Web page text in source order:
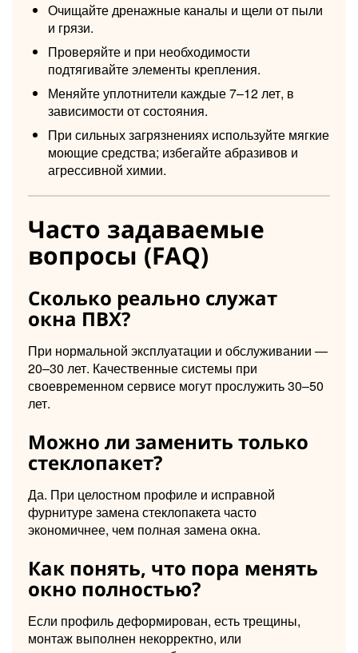
Очищайте дренажные каналы и щели от пыли
и грязи.
Проверяйте и при необходимости
подтягивайте элементы крепления.
Меняйте уплотнители каждые 7–12 лет, в
зависимости от состояния.
При сильных загрязнениях используйте мягкие
моющие средства; избегайте абразивов и
агрессивной химии.
Часто задаваемые
вопросы (FAQ)
Сколько реально служат
окна ПВХ?
При нормальной эксплуатации и обслуживании —
20–30 лет. Качественные системы при
своевременном сервисе могут прослужить 30–50
лет.
Можно ли заменить только
стеклопакет?
Да. При целостном профиле и исправной
фурнитуре замена стеклопакета часто
экономичнее, чем полная замена окна.
Как понять, что пора менять
окно полностью?
Если профиль деформирован, есть трещины,
монтаж выполнен некорректно, или